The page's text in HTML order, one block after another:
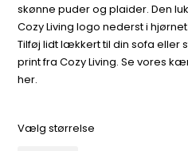
skønne puder og plaider. Den
Cozy Living logo nederst i
Tilføj lidt lækkert til din sofa eller
print fra Cozy Living. Se vores
her.
Vælg størrelse